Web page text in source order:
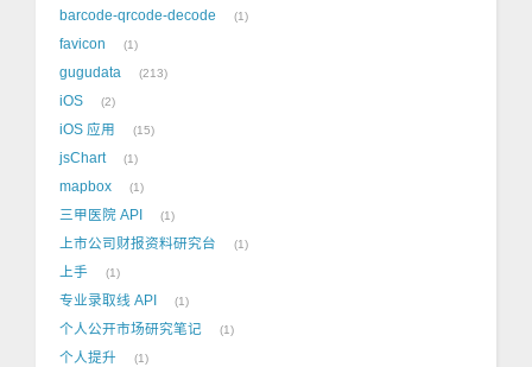
barcode-qrcode-decode 1
favicon 1
gugudata 213
iOS 2
iOS 应用 15
jsChart 1
mapbox 1
三甲医院 API 1
上市公司财报资料研究台 1
上手 1
专业录取线 API 1
个人公开市场研究笔记 1
个人提升 1